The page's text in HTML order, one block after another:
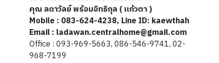
คุณ ลดาวัลย์ พร้อมอิทธิกุล ( แก้วตา )
Mobile : 083-624-4238, Line ID: kaewthah
Email : ladawan.centralhome@gmail.com
Office : 093-969-5663, 086-546-9741, 02-
968-7199